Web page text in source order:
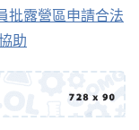
批露營區申請合法
助